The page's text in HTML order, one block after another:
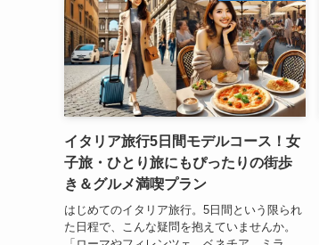
イタリア旅行5日間モデルコース！女
子旅・ひとり旅にもぴったりの街歩
き＆グルメ満喫プラン
はじめてのイタリア旅行。5日間という限られ
た日程で、こんな疑問を抱えていませんか。